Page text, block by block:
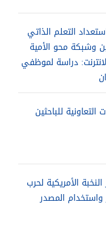
التعلم الذاتي
وشبكة محو الأمية
دراسة لموظفي
التعاونية للباحثين
الأمريكية لحرب
واستخدام المصدر